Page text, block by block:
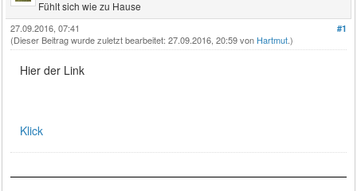
Fühlt sich wie zu Hause
#1
27.09.2016, 07:41
(Dieser Beitrag wurde zuletzt bearbeitet: 27.09.2016, 20:59 von Hartmut.)
Hier der Link
Klick